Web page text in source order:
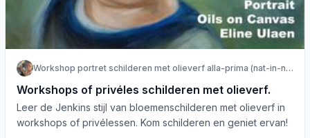
Workshop portret schilderen met olieverf alla-prima (nat-in-nat)
Workshops of privéles schilderen met olieverf.
Leer de Jenkins stijl van bloemenschilderen met olieverf in
workshops of privélessen. Kom schilderen en geniet ervan!